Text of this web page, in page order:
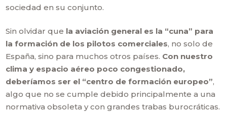
sociedad en su conjunto.
Sin olvidar que la aviación general es la “cuna” para
la formación de los pilotos comerciales, no solo de
España, sino para muchos otros países. Con nuestro
clima y espacio aéreo poco congestionado,
deberíamos ser el “centro de formación europeo”,
algo que no se cumple debido principalmente a una
normativa obsoleta y con grandes trabas burocráticas.